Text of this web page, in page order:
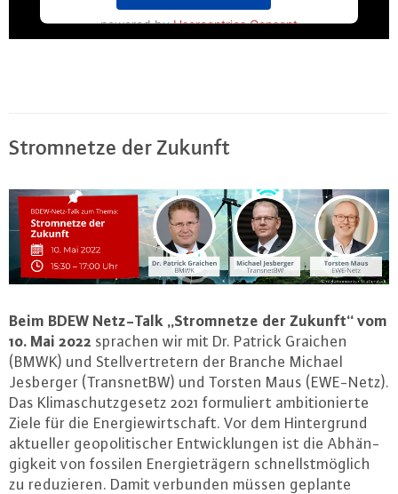
powered byUsercentrics Consent
Management Platform
Strom­net­ze der Zukunft
Beim BDEW Netz-Talk „Strom­net­ze der Zukunft“ vom
10. Mai 2022 sprachen wir mit Dr. Patrick Graichen
(BMWK) und Stell­ver­tre­tern der Branche Michael
Jesberger (Trans­net­BW) und Torsten Maus (EWE-Netz).
Das Kli­ma­schutz­ge­setz 2021 for­mu­liert am­bi­tio­nier­te
Ziele für die En­er­gie­wirt­schaft. Vor dem Hin­ter­grund
aktueller geo­po­li­ti­scher Ent­wick­lun­gen ist die Ab­hän­
gig­keit von fossilen En­er­gie­trä­gern schnellst­mög­lich
zu re­du­zie­ren. Damit verbunden müssen geplante